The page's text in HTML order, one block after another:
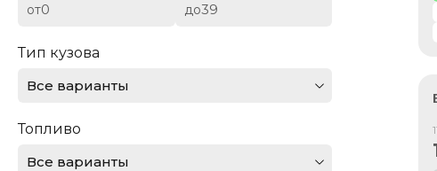
Dodge
Ferrari
Ford
от до
Тип кузова
Все варианты
Топливо
Все варианты